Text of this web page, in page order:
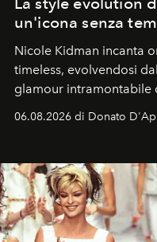
un'icona senza
Nicole Kidman incanta
timeless, evolvendosi
glamour intramontabile
Italia la sua style
06.08.2026 di Donato